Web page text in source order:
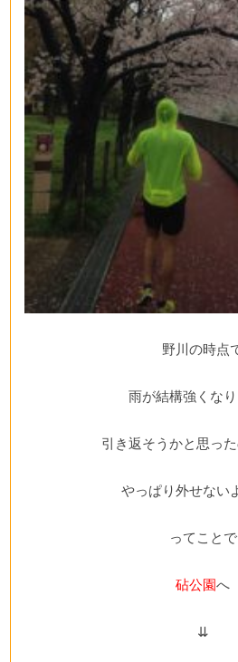
野川の時点
雨が結構強くなり
引き返そうかと思った
やっぱり外せない
ってことで
砧公園へ
⇊